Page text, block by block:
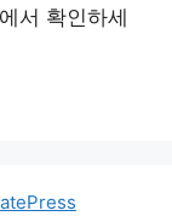
서 확인하세